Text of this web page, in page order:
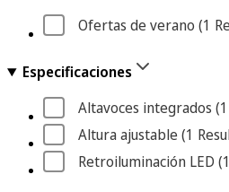
Ofertas de verano (1
Especificaciones
Altavoces integrados (1
Altura ajustable (1
Retroiluminación LED (1